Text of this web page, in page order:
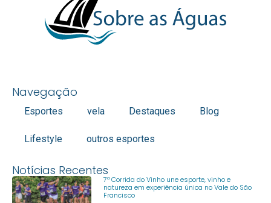
Navegação
Esportes vela Destaques Blog
Lifestyle outros esportes
Notícias Recentes
7ª Corrida do Vinho une esporte, vinho e
natureza em experiência única no Vale do São
Francisco